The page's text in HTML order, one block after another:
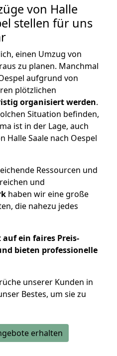
von Halle
stellen für uns
einen Umzug von
zu planen. Manchmal
aufgrund von
plötzlichen
organisiert werden.
Situation befinden,
ist in der Lage, auch
Halle Saale nach Oespel
Ressourcen und
und
haben wir eine große
die nahezu jedes
ein faires Preis-
bieten professionelle
unserer Kunden in
Bestes, um sie zu
erhalten